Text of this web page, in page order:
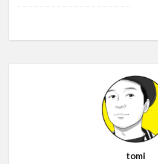
tomi